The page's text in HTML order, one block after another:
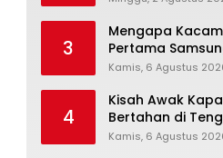
3
Mengapa
Pertama
Dibekali Layar?
Kamis, 6 Agustus
4
Kisah Awak
Bertahan di
Pelayaran Selat
Kamis, 6 Agustus